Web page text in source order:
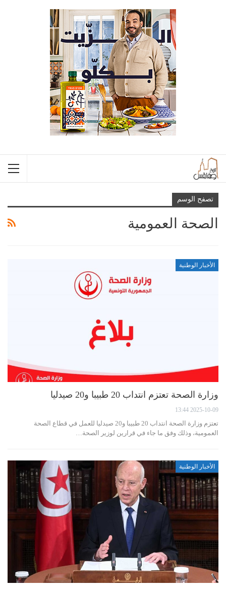
تصفح الوسم
الصحة العمومية
الأخبار الوطنية
وزارة الصحة تعتزم انتداب 20 طبيبا و20 صيدليا
2025-10-09 13:44
تعتزم وزارة الصحة انتداب 20 طبيبا و20 صيدليا للعمل في قطاع الصحة
العمومية، وذلك وفق ما جاء في قرارين لوزير الصحة…
الأخبار الوطنية